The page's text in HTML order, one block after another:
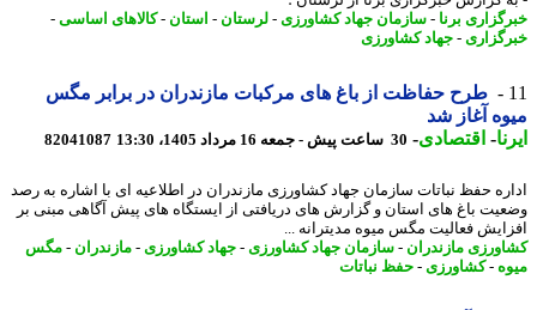
برنا-سازمان جهاد کشاورزی- لرستان-استان-کالاهای اساسی-
- جهاد کشاورزی
طرح حفاظت از باغ های مرکبات مازندران در برابر مگس
آغاز شد
-اقتصادی-30 ساعت پیش - جمعه 16 مرداد 1405، 13:30 82041087
حفظ نباتات سازمان جهاد کشاورزی مازندران در اطلاعیه ای با اشاره به رصد
باغ های استان و گزارش های دریافتی از ایستگاه های پیش آگاهی مبنی بر
فعالیت مگس میوه مدیترانه ...
مازندران- سازمان جهاد کشاورزی- جهاد کشاورزی- مازندران-
مگس
-کشاورزی- حفظ نباتات